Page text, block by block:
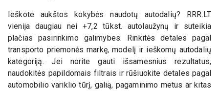
Ieškote aukštos kokybės naudotų autodalių? RRR.LT
vienija daugiau nei +7,2 tūkst. autolaužynų ir suteikia
plačias pasirinkimo galimybes. Rinkitės detales pagal
transporto priemonės markę, modelį ir ieškomų autodalių
kategoriją. Jei norite gauti išsamesnius rezultatus,
naudokitės papildomais filtrais ir rūšiuokite detales pagal
automobilio variklio tūrį, galią, pagaminimo metus ar kitas